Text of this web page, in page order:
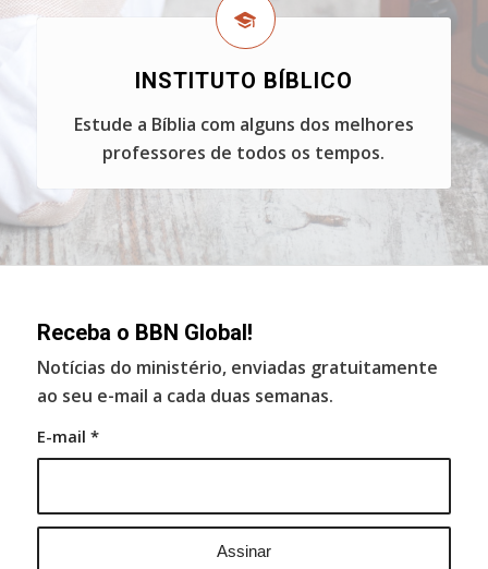
INSTITUTO BÍBLICO
Estude a Bíblia com alguns dos melhores
professores de todos os tempos.
Receba o BBN Global!
Notícias do ministério, enviadas gratuitamente
ao seu e-mail a cada duas semanas.
E-mail *